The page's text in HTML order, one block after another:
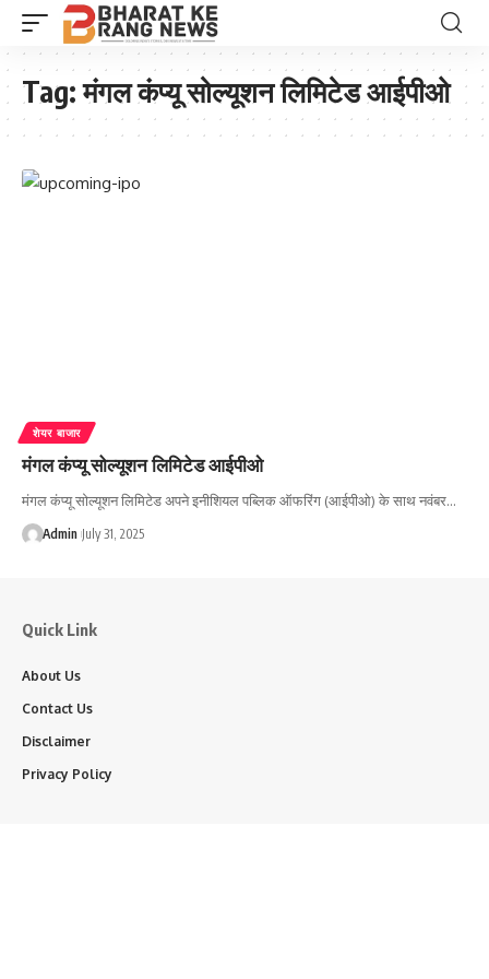
Tag:मंगल कंप्यू सोल्यूशन लिमिटेड आईपीओ
शेयर बाजार
मंगल कंप्यू सोल्यूशन लिमिटेड आईपीओ
मंगल कंप्यू सोल्यूशन लिमिटेड अपने इनीशियल पब्लिक ऑफरिंग (आईपीओ) के साथ नवंबर…
Admin July 31, 2025
Quick Link
About Us
Contact Us
Disclaimer
Privacy Policy